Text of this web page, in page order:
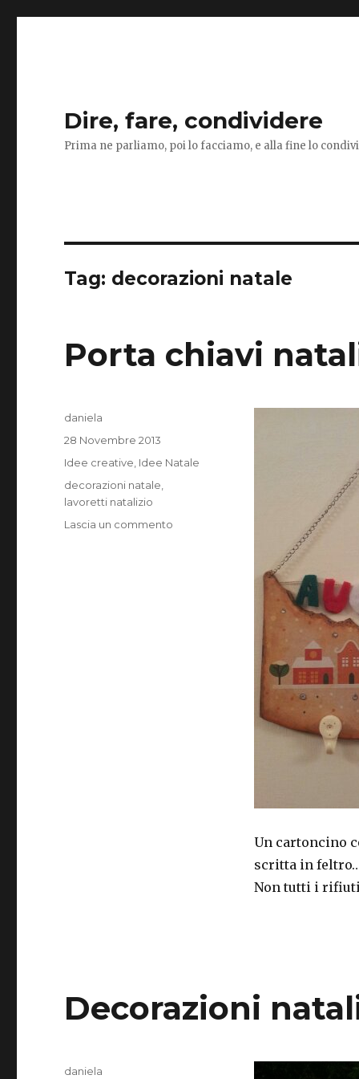
Dire, fare, condividere
Prima ne parliamo, poi lo facciamo, e alla fine lo
Tag: decorazioni natale
Porta chiavi
Un cartoncino
scritta in
Non tutti i
Autore
daniela
Pubblicato
28 Novembre 2013
Categorie
Idee creative Idee Natale
Tag
decorazioni natale
lavoretti natalizio
Lascia un commento
Decorazioni
Autore
daniela